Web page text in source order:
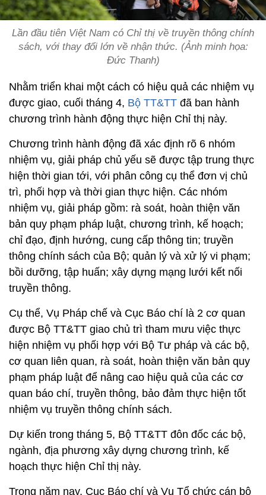
Lần đầu tiên Việt Nam có Chỉ thị về truyền thông chính
sách, với thay đổi lớn về nhận thức. (Ảnh minh họa:
Đức Thanh)
Nhằm triển khai một cách có hiệu quả các nhiệm vụ
được giao, cuối tháng 4, Bộ TT&TT đã ban hành
chương trình hành động thực hiện Chỉ thị này.
Chương trình hành động đã xác định rõ 6 nhóm
nhiệm vụ, giải pháp chủ yếu sẽ được tập trung thực
hiện thời gian tới, với phân công cụ thể đơn vị chủ
trì, phối hợp và thời gian thực hiện. Các nhóm
nhiệm vụ, giải pháp gồm: rà soát, hoàn thiện văn
bản quy phạm pháp luật, chương trình, kế hoạch;
chỉ đạo, định hướng, cung cấp thông tin; truyền
thông chính sách của Bộ; quản lý và xử lý vi phạm;
bồi dưỡng, tập huấn; xây dựng mạng lưới kết nối
truyền thông.
Cụ thể, Vụ Pháp chế và Cục Báo chí là 2 cơ quan
được Bộ TT&TT giao chủ trì tham mưu việc thực
hiện nhiệm vụ phối hợp với Bộ Tư pháp và các bộ,
cơ quan liên quan, rà soát, hoàn thiện văn bản quy
phạm pháp luật để nâng cao hiệu quả của các cơ
quan báo chí, truyền thông, bảo đảm thực hiện tốt
nhiệm vụ truyền thông chính sách.
Dự kiến trong tháng 5, Bộ TT&TT đôn đốc các bộ,
ngành, địa phương xây dựng chương trình, kế
hoạch thực hiện Chỉ thị này.
Trong năm nay, Cục Báo chí và Vụ Tổ chức cán bộ